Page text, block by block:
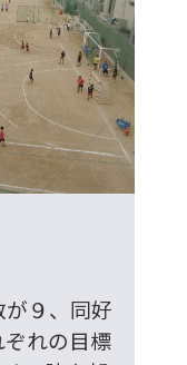
９、同好
れの目標